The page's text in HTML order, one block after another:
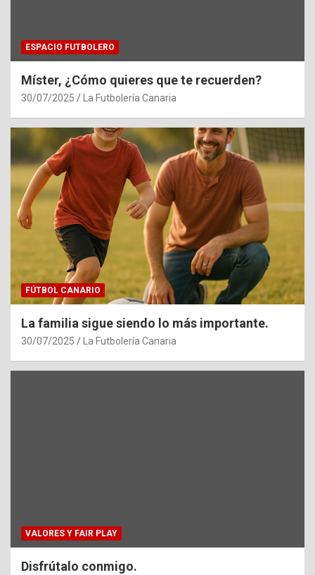
ESPACIO FUTBOLERO
Míster, ¿Cómo quieres que te recuerden?
30/07/2025 La Futbolería Canaria
FÚTBOL CANARIO
La familia sigue siendo lo más importante.
30/07/2025 La Futbolería Canaria
VALORES Y FAIR PLAY
Disfrútalo conmigo.